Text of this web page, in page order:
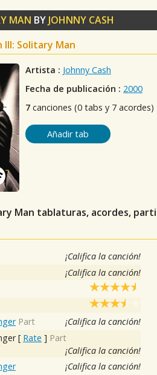
MAN BY JOHNNY CASH
III: Solitary Man
Artista : Johnny Cash
Fecha de publicación : 2000
7 canciones (0 tabs y 7 acordes)
Añadir tab
Man tablaturas, acordes,
¡Califica la canción!
¡Califica la canción!
Part ¡Califica la canción!
[ Rate ] Part
¡Califica la canción!
¡Califica la canción!